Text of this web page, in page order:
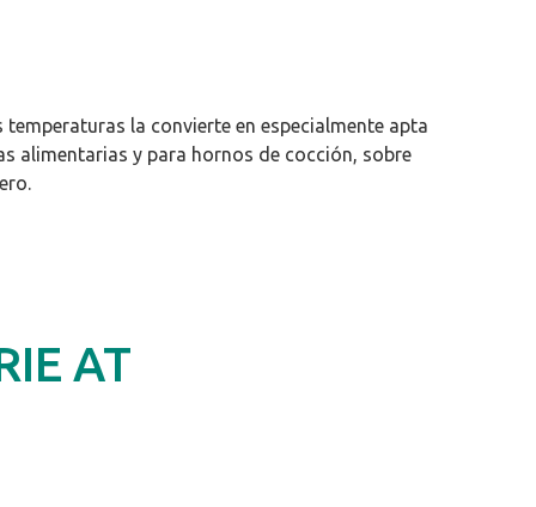
temperaturas la convierte en especialmente apta
alimentarias y para hornos de cocción, sobre
AT